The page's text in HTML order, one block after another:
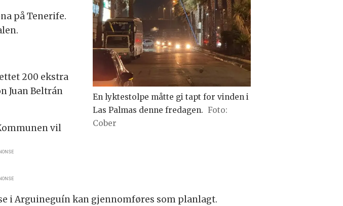
En lyktestolpe måtte gi tapt for vinden i
Las Palmas denne fredagen.
Cober
på Tenerife.
200 ekstra
Juan Beltrán
vil
i Arguineguín kan gjennomføres som planlagt.